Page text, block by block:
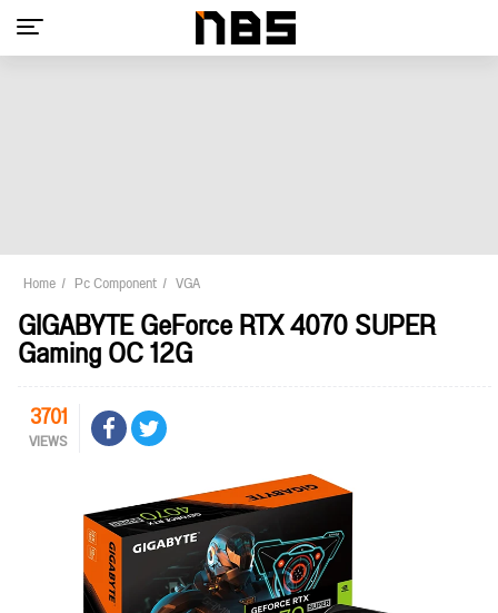
Home Pc Component VGA
GIGABYTE GeForce RTX 4070 SUPER
Gaming OC 12G
3701
VIEWS